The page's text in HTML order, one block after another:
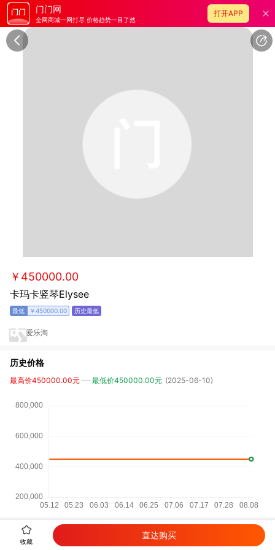
门门网
全网商城一网打尽 价格趋势一目了然
打开APP
￥450000.00
卡玛卡竖琴Elysee
￥450000.00
爱乐淘
历史价格
最高价450000.00元 最低价450000.00元 (2025-06-10)
详细参数
收藏
直达购买